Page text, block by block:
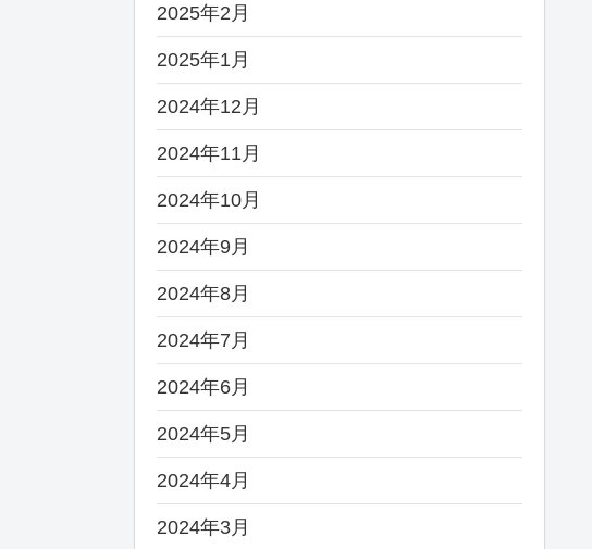
2025年2月
2025年1月
2024年12月
2024年11月
2024年10月
2024年9月
2024年8月
2024年7月
2024年6月
2024年5月
2024年4月
2024年3月